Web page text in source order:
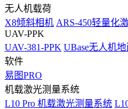
无人机载荷
X8倾斜相机 ARS-450轻量化
UAV-PPK
UAV-381-PPK UBase无人机
软件
易图PRO
机载激光测量系统
L10 Pro 机载激光测量系统